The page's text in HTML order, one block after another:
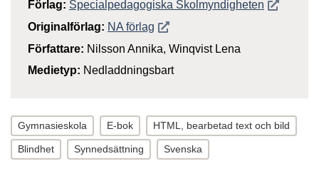
Förlag: Specialpedagogiska Skolmyndigheten Öppnas i
Originalförlag: NA förlag Öppnas i nytt fönster
Författare: Nilsson Annika, Winqvist Lena
Medietyp: Nedladdningsbart
Gymnasieskola E-bok HTML, bearbetad text och bild
Blindhet Synnedsättning Svenska